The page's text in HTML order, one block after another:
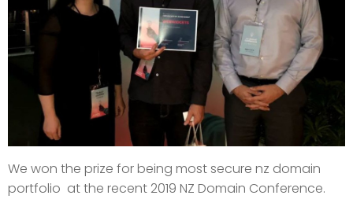
We won the prize for being most secure nz domain
portfolio at the recent 2019 NZ Domain Conference.